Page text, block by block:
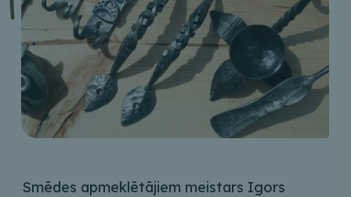
Smēdes apmeklētājiem meistars Igors